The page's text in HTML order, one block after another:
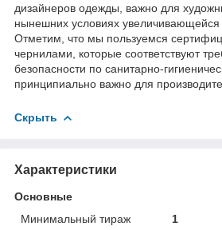
дизайнеров одежды, важно для
нынешних условиях увеличивающейся
Отметим, что мы пользуемся
чернилами, которые соответствуют
безопасности по санитарно-
принципиально важно для
Скрыть
Характеристики
Основные
Минимальный тираж
1